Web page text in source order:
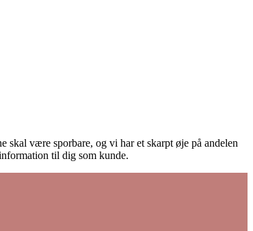
skal være sporbare, og vi har et skarpt øje på andelen
til dig som kunde.